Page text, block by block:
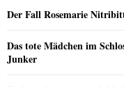
Der Fall Rosemarie
Das tote Mädchen im
Junker